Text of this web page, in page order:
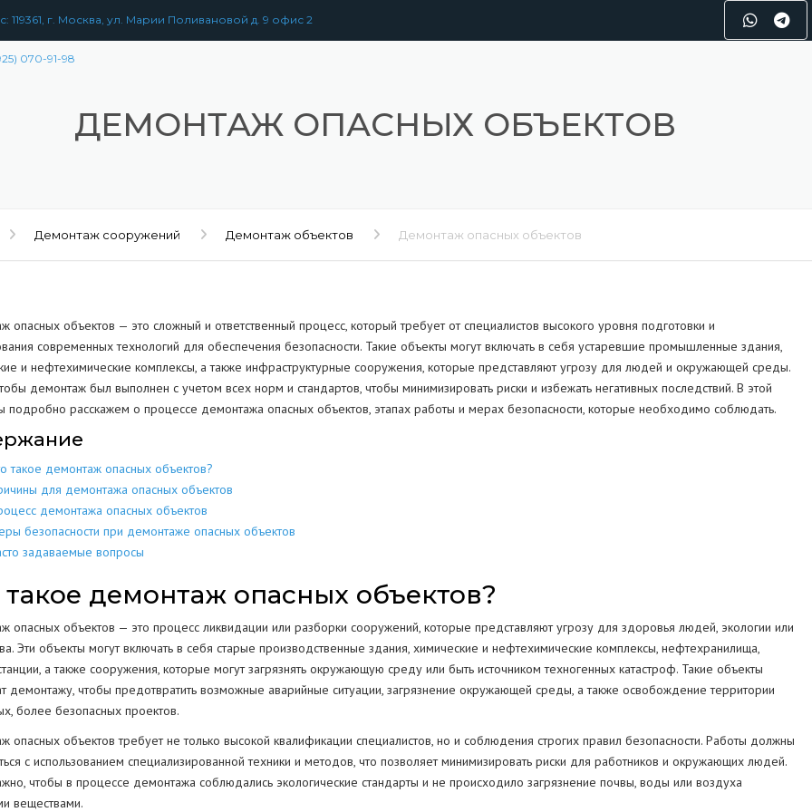
119361, г. Москва, ул. Марии Поливановой д. 9 офис 2
070-91-98
ЗДАНИЙ РАЗБОРКА
АНГАРОВ
КОНСТРУКЦИЙ
ЖЕЛЕЗОБЕТОННЫХ
БЕТОННЫХ
КОЛОНН
ОПОР
ОГРАЖДЕНИЙ
РЕЗКА КОНСТРУКЦИЙ
СТЕН
ПОКРЫТИЯ
ДЕМОНТАЖ ОПАСНЫХ ОБЪЕКТОВ
Демонтаж сооружений Демонтаж объектов Демонтаж опасных объектов
опасных объектов — это сложный и ответственный процесс, который требует от специалистов высокого уровня подготовки и
современных технологий для обеспечения безопасности. Такие объекты могут включать в себя устаревшие промышленные здания,
и нефтехимические комплексы, а также инфраструктурные сооружения, которые представляют угрозу для людей и окружающей среды.
демонтаж был выполнен с учетом всех норм и стандартов, чтобы минимизировать риски и избежать негативных последствий. В этой
подробно расскажем о процессе демонтажа опасных объектов, этапах работы и мерах безопасности, которые необходимо соблюдать.
такое демонтаж опасных объектов?
для демонтажа опасных объектов
демонтажа опасных объектов
безопасности при демонтаже опасных объектов
задаваемые вопросы
такое демонтаж опасных объектов?
опасных объектов — это процесс ликвидации или разборки сооружений, которые представляют угрозу для здоровья людей, экологии или
Эти объекты могут включать в себя старые производственные здания, химические и нефтехимические комплексы, нефтехранилища,
а также сооружения, которые могут загрязнять окружающую среду или быть источником техногенных катастроф. Такие объекты
демонтажу, чтобы предотвратить возможные аварийные ситуации, загрязнение окружающей среды, а также освобождение территории
более безопасных проектов.
опасных объектов требует не только высокой квалификации специалистов, но и соблюдения строгих правил безопасности. Работы должны
с использованием специализированной техники и методов, что позволяет минимизировать риски для работников и окружающих людей.
чтобы в процессе демонтажа соблюдались экологические стандарты и не происходило загрязнение почвы, воды или воздуха
веществами.